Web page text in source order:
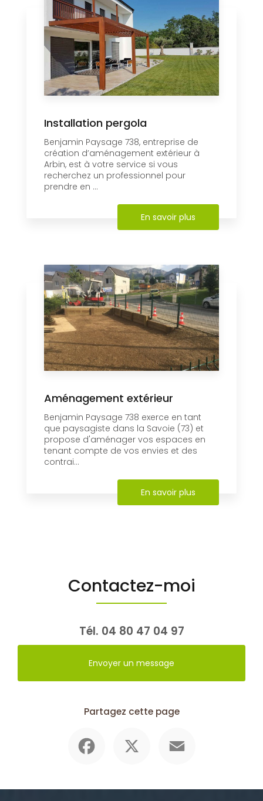
Installation pergola
Benjamin Paysage 738, entreprise de
création d’aménagement extérieur à
Arbin, est à votre service si vous
recherchez un professionnel pour
prendre en ...
En savoir plus
Aménagement extérieur
Benjamin Paysage 738 exerce en tant
que paysagiste dans la Savoie (73) et
propose d'aménager vos espaces en
tenant compte de vos envies et des
contrai...
En savoir plus
Contactez-moi
Tél. 04 80 47 04 97
Envoyer un message
Partagez cette page